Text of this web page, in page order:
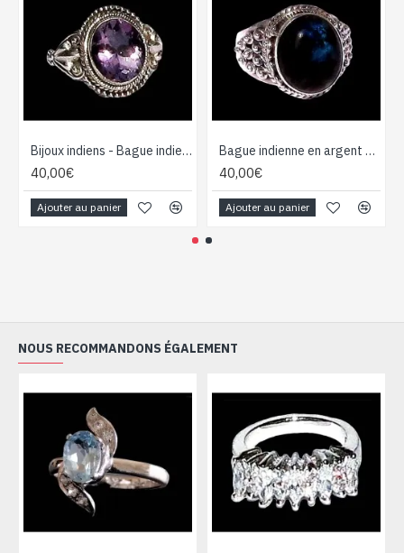
Bijoux indiens - Bague indienne Améthyste
40,00€
Ajouter au panier
Bague indienne en argent et Labradorite - Bijoux indiens
40,00€
Ajouter au panier
NOUS RECOMMANDONS ÉGALEMENT